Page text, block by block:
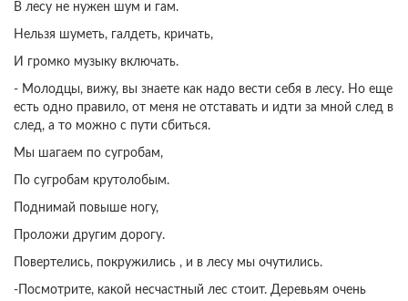
В лесу не нужен шум и гам.
Нельзя шуметь, галдеть, кричать,
И громко музыку включать.
- Молодцы, вижу, вы знаете как надо вести себя в лесу. Но еще
есть одно правило, от меня не отставать и идти за мной след в
след, а то можно с пути сбиться.
Мы шагаем по сугробам,
По сугробам крутолобым.
Поднимай повыше ногу,
Проложи другим дорогу.
Повертелись, покружились , и в лесу мы очутились.
-Посмотрите, какой несчастный лес стоит. Деревьям очень